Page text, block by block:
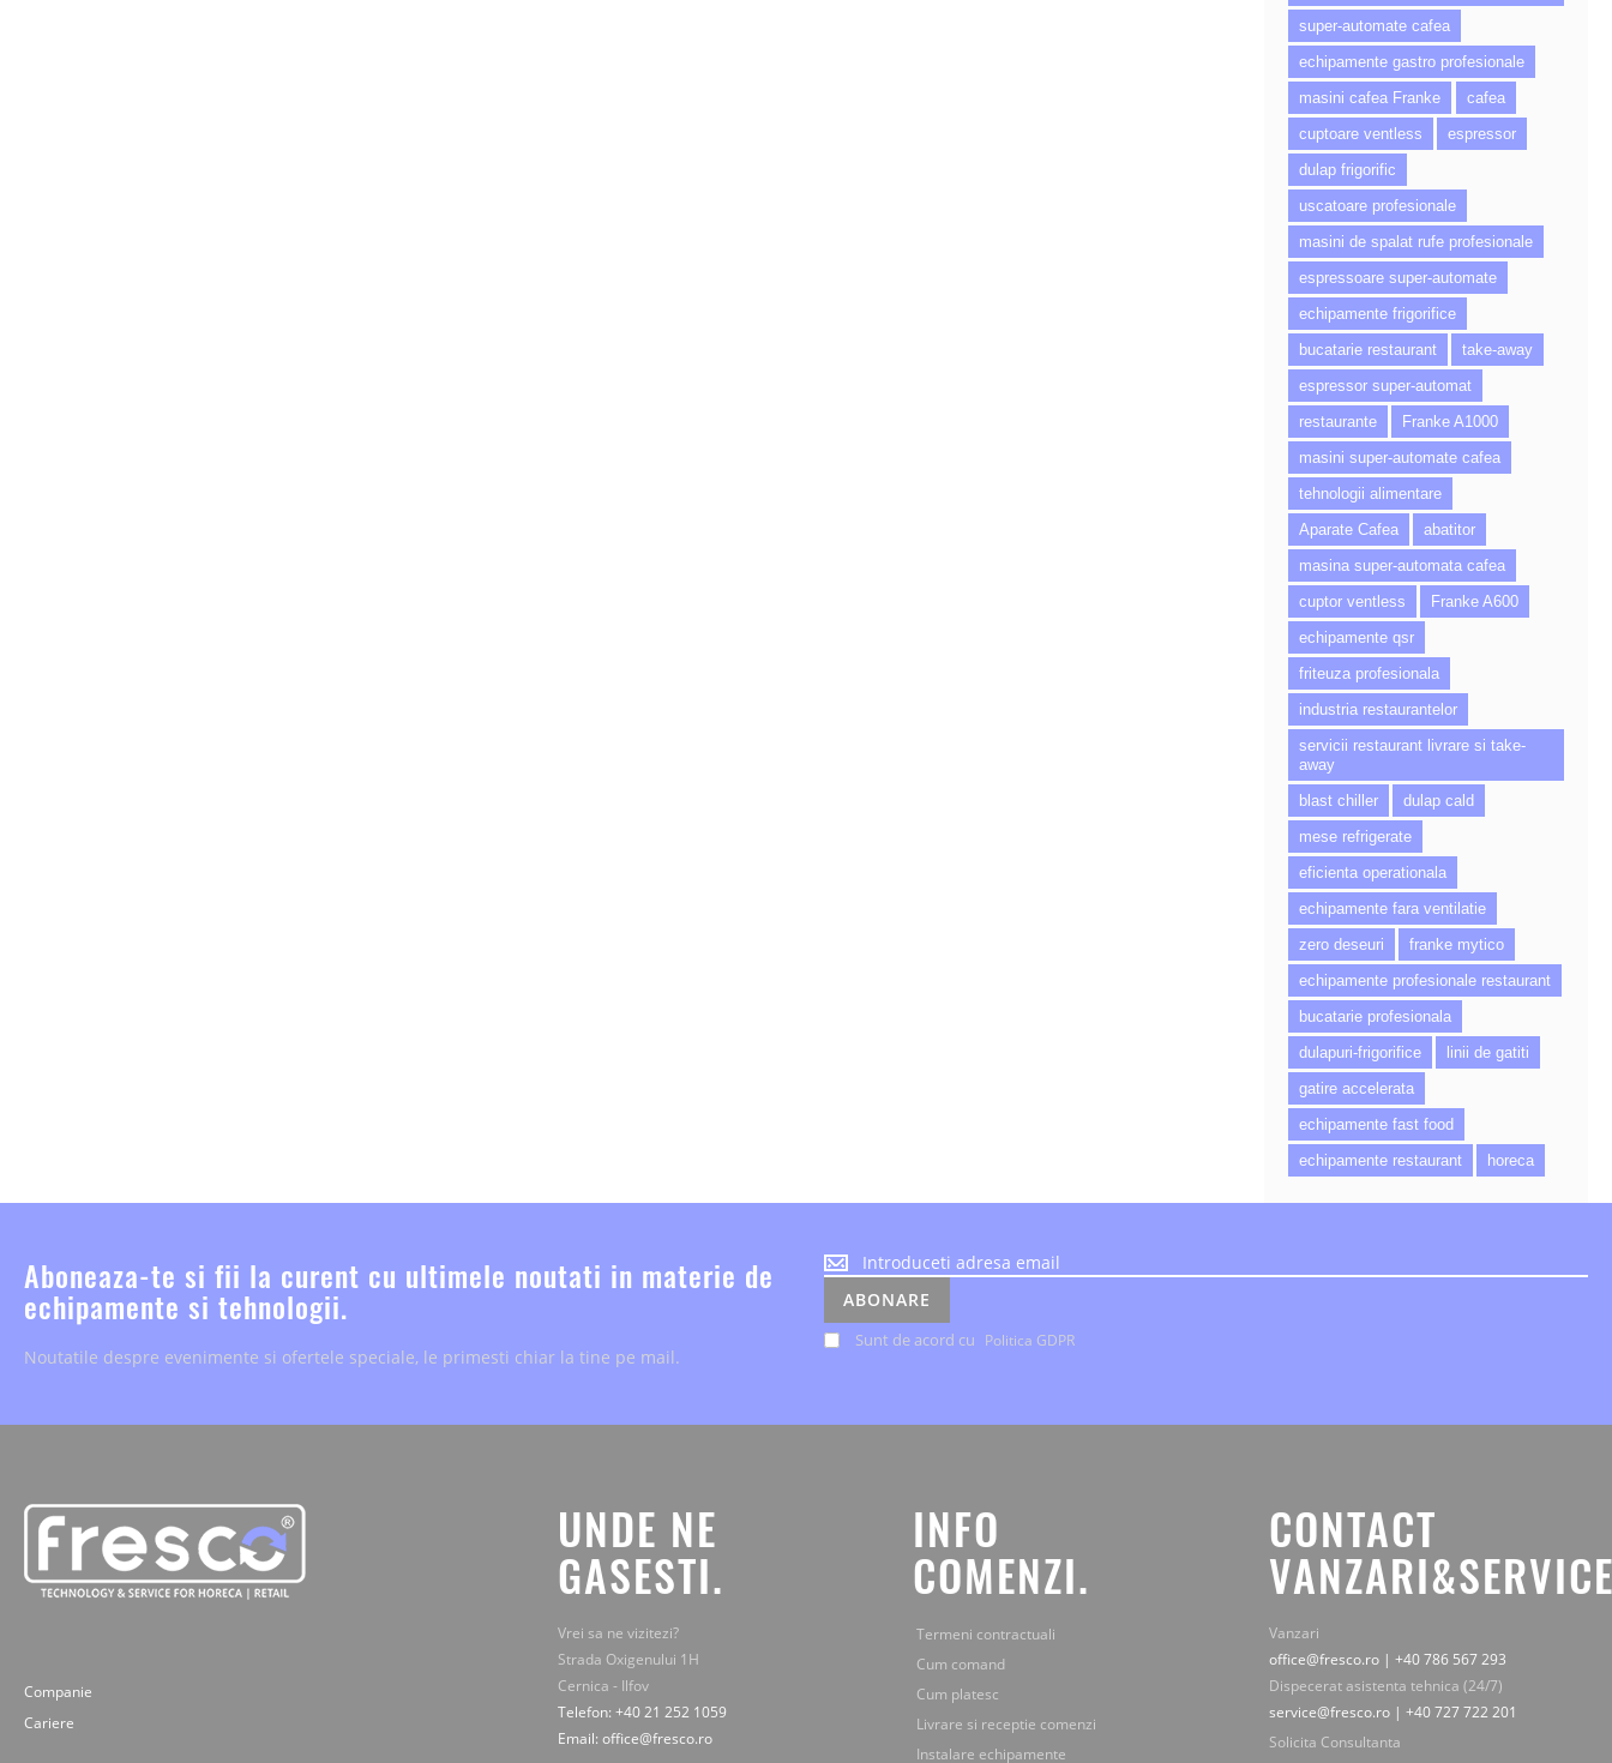
super-automate cafea
echipamente gastro profesionale
masini cafea Franke
cafea
cuptoare ventless
espressor
dulap frigorific
uscatoare profesionale
masini de spalat rufe profesionale
espressoare super-automate
echipamente frigorifice
bucatarie restaurant
take-away
espressor super-automat
restaurante
Franke A1000
masini super-automate cafea
tehnologii alimentare
Aparate Cafea
abatitor
masina super-automata cafea
cuptor ventless
Franke A600
echipamente qsr
friteuza profesionala
industria restaurantelor
servicii restaurant livrare si take-
away
blast chiller
dulap cald
mese refrigerate
eficienta operationala
echipamente fara ventilatie
zero deseuri
franke mytico
echipamente profesionale restaurant
bucatarie profesionala
dulapuri-frigorifice
linii de gatiti
gatire accelerata
echipamente fast food
echipamente restaurant
horeca
Aboneaza-te si fii la curent cu ultimele noutati in materie de
echipamente si tehnologii.
Noutatile despre evenimente si ofertele speciale, le primesti chiar la tine pe mail.
Noutatile
despre
evenimente
si
primesti
Sunt de acord cu Politica GDPR
ABONARE
Companie
Cariere
UNDE NE
GASESTI.
Vrei sa ne vizitezi?
Strada Oxigenului 1H
Cernica - Ilfov
Telefon: +40 21 252 1059
Email: office@fresco.ro
INFO
COMENZI.
Termeni contractuali
Cum comand
Cum platesc
Livrare si receptie comenzi
Instalare echipamente
CONTACT
Vanzari
office@fresco.ro | +40 786 567 293
Dispecerat asistenta tehnica (24/7)
service@fresco.ro | +40 727 722 201
Solicita Consultanta